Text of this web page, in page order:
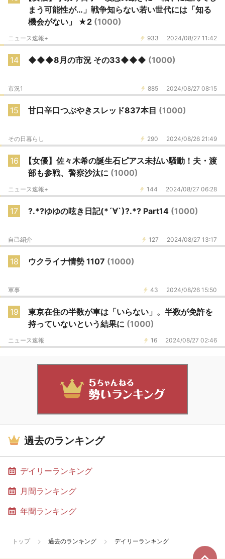
まう可能性が…」戦争知らない若い世代には「知る
機会がない」 ★2 (1000)
933 2024/08/27 11:42
ニュース速報+
14 ◆◆◆8月の市況 その33◆◆◆ (1000)
885 2024/08/27 08:15
市況1
15 甘口辛口つぶやきスレッド837本目 (1000)
290 2024/08/26 21:49
その日暮らし
16
【女優】佐々木希の誕生石ピアス未払い騒動！夫・渡
部も参戦、警察沙汰に (1000)
144 2024/08/27 06:28
ニュース速報+
17 ?.*?ゆゆの呟き日記(*´∀`)?.*? Part14 (1000)
127 2024/08/27 13:17
自己紹介
18 ウクライナ情勢 1107 (1000)
43 2024/08/26 15:50
軍事
19
東京在住の半数が車は「いらない」。半数が免許を
持っていないという結果に (1000)
16 2024/08/27 02:46
ニュース速報
過去のランキング
デイリーランキング
月間ランキング
年間ランキング
トップ 過去のランキング デイリーランキング